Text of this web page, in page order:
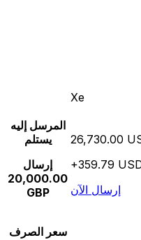
Xe
المرسل إليه
يستلم
إرسال
20,000.00
GBP
26,730.00
+359.79
إرسال الآن
سعر الصرف